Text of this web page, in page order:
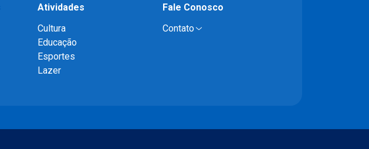
Atividades
Cultura
Educação
Esportes
Lazer
Fale Conosco
Contato